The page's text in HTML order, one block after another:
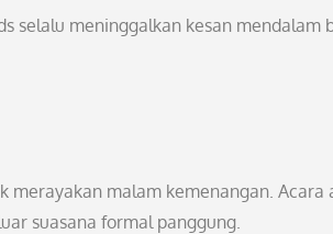
selalu meninggalkan kesan mendalam
merayakan malam kemenangan. Acara
suasana formal panggung.